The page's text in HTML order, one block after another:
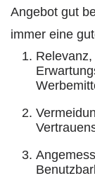
Angebot gut
immer eine